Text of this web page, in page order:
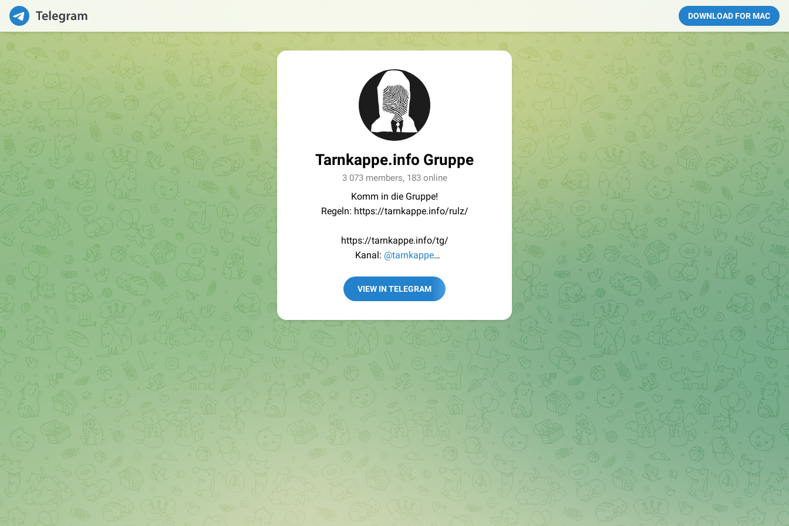
DOWNLOAD FOR MAC
Tarnkappe.info Gruppe
3 073 members, 183 online
Komm in die Gruppe!
Regeln: https://tarnkappe.info/rulz/
https://tarnkappe.info/tg/
Kanal: @tarnkappe
Best of:@bestoftarnkappe
VIEW IN TELEGRAM